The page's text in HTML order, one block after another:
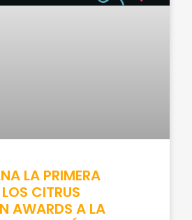
LA PRIMERA
CITRUS
AWARDS A LA